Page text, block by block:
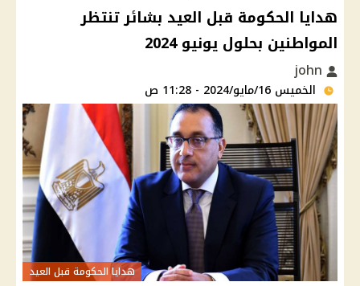
هدايا الحكومة قبل العيد بشائر تنتظر
المواطنين بحلول يونيو 2024
الخميس 16/مايو/2024 - 11:28 ص
هدايا الحكومة قبل العيد